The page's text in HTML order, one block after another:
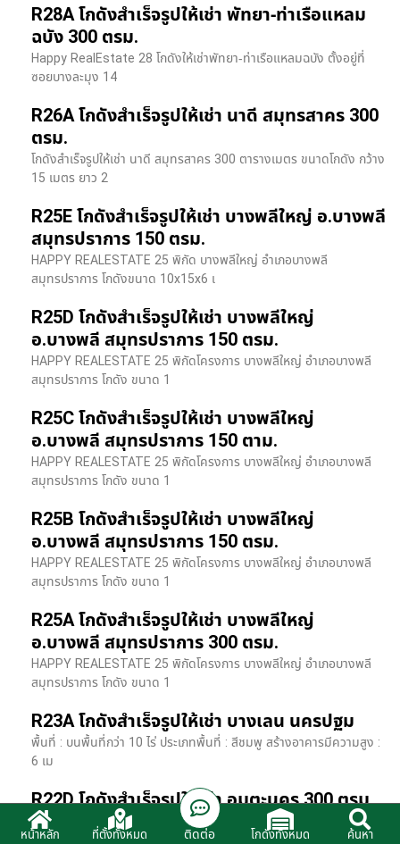
R28A โกดังสำเร็จรูปให้เช่า พัทยา-ท่าเรือแหลม
ฉบัง 300 ตรม.
Happy RealEstate 28 โกดังให้เช่าพัทยา-ท่าเรือแหลมฉบัง ตั้งอยู่ที่
ซอยบางละมุง 14
R26A โกดังสำเร็จรูปให้เช่า นาดี สมุทรสาคร 300
ตรม.
โกดังสำเร็จรูปให้เช่า นาดี สมุทรสาคร 300 ตารางเมตร ขนาดโกดัง กว้าง
15 เมตร ยาว 2
R25E โกดังสำเร็จรูปให้เช่า บางพลีใหญ่ อ.บางพลี
สมุทรปราการ 150 ตรม.
HAPPY REALESTATE 25 พิกัด บางพลีใหญ่ อำเภอบางพลี
สมุทรปราการ โกดังขนาด 10x15x6 เ
R25D โกดังสำเร็จรูปให้เช่า บางพลีใหญ่
อ.บางพลี สมุทรปราการ 150 ตรม.
HAPPY REALESTATE 25 พิกัดโครงการ บางพลีใหญ่ อำเภอบางพลี
สมุทรปราการ โกดัง ขนาด 1
R25C โกดังสำเร็จรูปให้เช่า บางพลีใหญ่
อ.บางพลี สมุทรปราการ 150 ตาม.
HAPPY REALESTATE 25 พิกัดโครงการ บางพลีใหญ่ อำเภอบางพลี
สมุทรปราการ โกดัง ขนาด 1
R25B โกดังสำเร็จรูปให้เช่า บางพลีใหญ่
อ.บางพลี สมุทรปราการ 150 ตรม.
HAPPY REALESTATE 25 พิกัดโครงการ บางพลีใหญ่ อำเภอบางพลี
สมุทรปราการ โกดัง ขนาด 1
R25A โกดังสำเร็จรูปให้เช่า บางพลีใหญ่
อ.บางพลี สมุทรปราการ 300 ตรม.
HAPPY REALESTATE 25 พิกัดโครงการ บางพลีใหญ่ อำเภอบางพลี
สมุทรปราการ โกดัง ขนาด 1
R23A โกดังสำเร็จรูปให้เช่า บางเลน นครปฐม
พื้นที่ : บนพื้นที่กว่า 10 ไร่ ประเภทพื้นที่ : สีชมพู สร้างอาคารมีความสูง :
6 เม
R22D โกดังสำเร็จรูปให้เช่า อมตะนคร 300 ตรม.
HR22 โกดังสำเร็จรูปให้เช่า พิกัด ติดนิคมอมตะนคร อ.พานทอง จ.ชลบุรี
รายละเอียดโรงง
หน้าหลัก ที่ตั้งทั้งหมด ติดต่อ โกดังทั้งหมด ค้นหา